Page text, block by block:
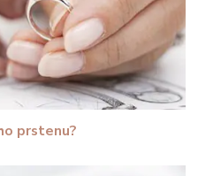
prstenu?